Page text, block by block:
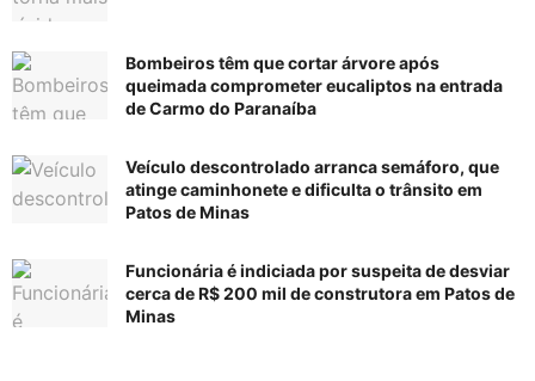
Bombeiros têm que cortar árvore após
queimada comprometer eucaliptos na entrada
de Carmo do Paranaíba
Veículo descontrolado arranca semáforo, que
atinge caminhonete e dificulta o trânsito em
Patos de Minas
Funcionária é indiciada por suspeita de desviar
cerca de R$ 200 mil de construtora em Patos de
Minas